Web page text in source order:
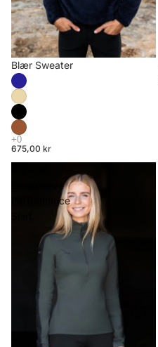
Blær Sweater
675,00 kr
Longsleeve
Performance